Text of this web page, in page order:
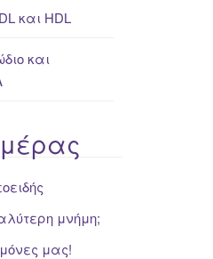
και HDL
και
μνήμη;
μας!